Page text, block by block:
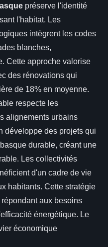
préserve l'identité
l'habitat. Les
intègrent les codes
blanches,
Cette approche valorise
des rénovations qui
de 18% en moyenne.
respecte les
alignements urbains
développe des projets qui
durable, créant une
Les collectivités
d'un cadre de vie
habitants. Cette stratégie
aux besoins
énergétique. Le
économique